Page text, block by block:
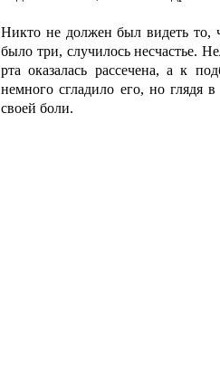
Никто не должен был видеть то,
было три, случилось несчастье.
рта оказалась рассечена, а к
немного сгладило его, но глядя
своей боли.